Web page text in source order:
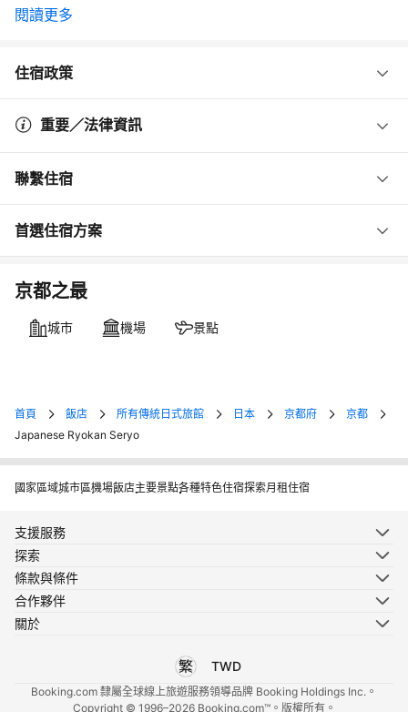
閱讀更多
住宿政策
重要／法律資訊
聯繫住宿
首選住宿方案
京都之最
城市 機場 景點
首頁 飯店 所有傳統日式旅館 日本 京都府
京都
Japanese Ryokan Seryo
國家區域城市區機場飯店主要景點各種特色住宿探索月租住宿
支援服務
探索
條款與條件
合作夥伴
關於
選擇您使用的語言
TWD
選擇您使用的貨幣
Booking.com 隸屬全球線上旅遊服務領導品牌 Booking Holdings Inc.。
Copyright © 1996–2026 Booking.com™。版權所有。